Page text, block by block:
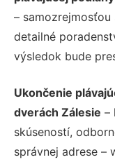
–
detailné
výsledok bude
Ukončenie
dverách Zálesie –
skúseností,
správnej adrese –